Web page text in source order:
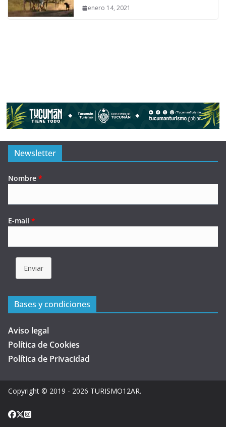
enero 14, 2021
Newsletter
Nombre *
E-mail *
Enviar
Bases y condiciones
Aviso legal
Política de Cookies
Política de Privacidad
Copyright © 2019 - 2026 TURISMO12AR.